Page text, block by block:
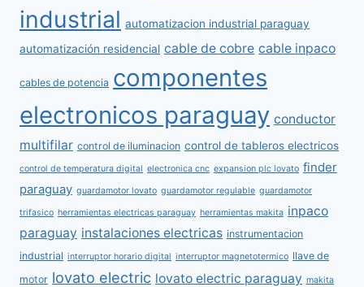
industrial automatizacion industrial paraguay
automatización residencial cable de cobre cable inpaco
cables de potencia componentes
electronicos paraguay conductor
multifilar control de iluminacion control de tableros electricos
control de temperatura digital electronica cnc expansion plc lovato finder
paraguay guardamotor lovato guardamotor regulable guardamotor
trifasico herramientas electricas paraguay herramientas makita inpaco
paraguay instalaciones electricas instrumentacion
industrial interruptor horario digital interruptor magnetotermico llave de
motor lovato electric lovato electric paraguay makita